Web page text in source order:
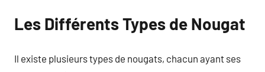
Les Différents Types de Nougat
Il existe plusieurs types de nougats, chacun ayant ses